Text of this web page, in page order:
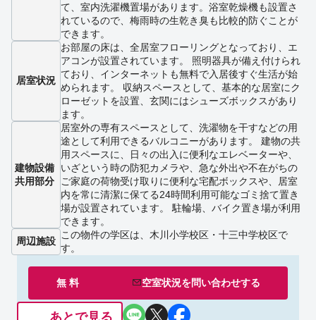
て、室内洗濯機置場があります。浴室乾燥機も設置さ
れているので、梅雨時の生乾き臭も比較的防ぐことが
できます。
居室状況
お部屋の床は、全居室フローリングとなっており、エ
アコンが設置されています。 照明器具が備え付けられ
ており、インターネットも無料で入居後すぐ生活が始
められます。 収納スペースとして、基本的な居室にク
ローゼットを設置、玄関にはシューズボックスがあり
ます。
建物設備
共用部分
居室外の専有スペースとして、洗濯物を干すなどの用
途として利用できるバルコニーがあります。 建物の共
用スペースに、日々の出入に便利なエレベーターや、
いざという時の防犯カメラや、急な外出や不在がちの
ご家庭の荷物受け取りに便利な宅配ボックスや、居室
内を常に清潔に保てる24時間利用可能なゴミ捨て置き
場が設置されています。 駐輪場、バイク置き場が利用
できます。
周辺施設
この物件の学区は、木川小学校区・十三中学校区で
す。
無 料 空室状況を問い合わせする
あとで見る